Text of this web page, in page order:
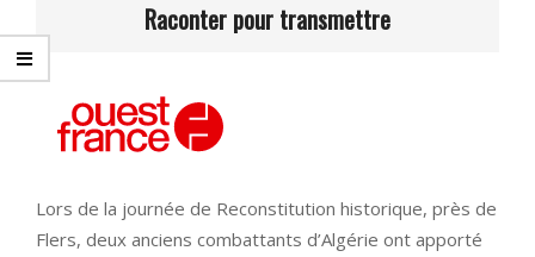
Menu
Raconter pour transmettre
Lors de la journée de Reconstitution historique, près de
Flers, deux anciens combattants d’Algérie ont apporté